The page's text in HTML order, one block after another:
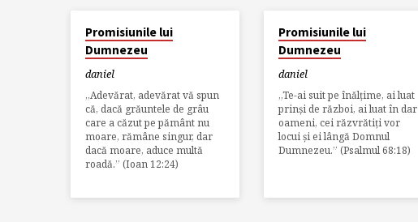
Promisiunile lui
Dumnezeu
daniel
„Adevărat, adevărat vă spun
că, dacă grăuntele de grâu
care a căzut pe pământ nu
moare, rămâne singur, dar
dacă moare, aduce multă
roadă.” (Ioan 12:24)
Promisiunile lui
Dumnezeu
daniel
„Te-ai suit pe înălțime, ai luat
prinși de război, ai luat în dar
oameni, cei răzvrătiți vor
locui și ei lângă Domnul
Dumnezeu.” (Psalmul 68:18)